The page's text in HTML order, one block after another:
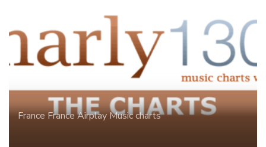
FranceFrance AirplayMusic charts